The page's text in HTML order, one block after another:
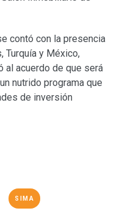
contó con la presencia
Turquía y México,
al acuerdo de que será
nutrido programa que
de inversión
SIMA